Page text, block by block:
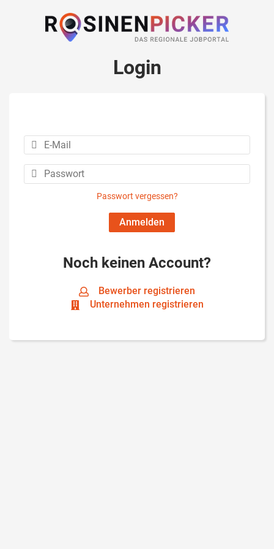
Login
Passwort vergessen?
Noch keinen Account?
Bewerber registrieren
Unternehmen registrieren